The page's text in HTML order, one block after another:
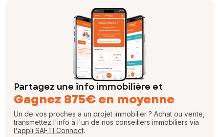
Partagez une info immobilière et
Gagnez 875€ en moyenne
Un de vos proches a un projet immobilier ? Achat ou vente,
transmettez l'info à l'un de nos conseillers immobiliers via
l'appli SAFTI Connect.